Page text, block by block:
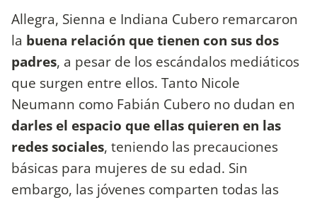
Allegra, Sienna e Indiana Cubero remarcaron
la buena relación que tienen con sus dos
padres, a pesar de los escándalos mediáticos
que surgen entre ellos. Tanto Nicole
Neumann como Fabián Cubero no dudan en
darles el espacio que ellas quieren en las
redes sociales, teniendo las precauciones
básicas para mujeres de su edad. Sin
embargo, las jóvenes comparten todas las